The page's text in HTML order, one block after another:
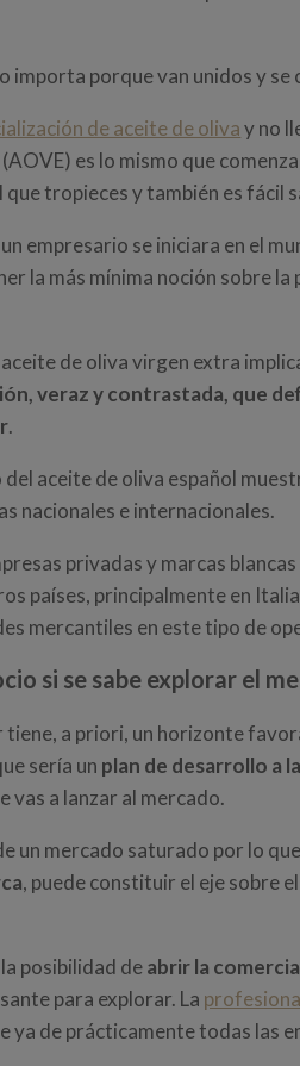
importa porque van unidos y se
de aceite de olivay no
(AOVE) es lo mismo que
tropieces y también es fácil
empresario se iniciara en el
la más mínima noción sobre la
de oliva virgen extra
veraz y contrastada, que
.
aceite de oliva español
nacionales e internacionales.
privadas y marcas
países, principalmente en
mercantiles en este tipo de
si se sabe explorar el
tiene, a priori, un horizonte
sería un plan de desarrollo a
vas a lanzar al mercado.
un mercado saturado por lo
, puede constituir el eje sobre
posibilidad deabrir la
para explorar. La
ya de prácticamente todas las